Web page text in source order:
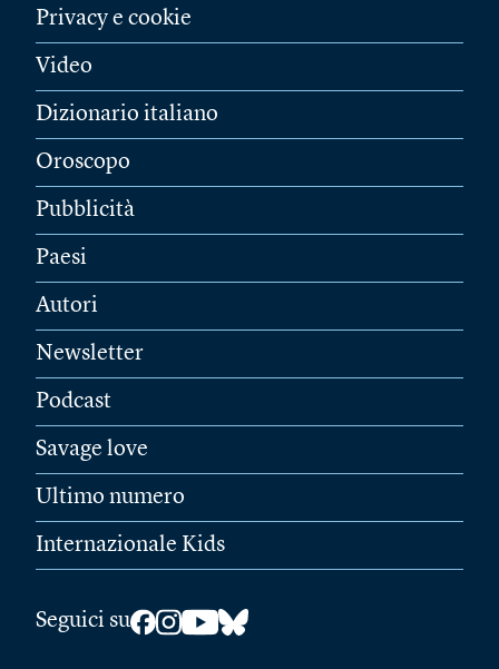
Privacy e cookie
Video
Dizionario italiano
Oroscopo
Pubblicità
Paesi
Autori
Newsletter
Podcast
Savage love
Ultimo numero
Internazionale Kids
Seguici su